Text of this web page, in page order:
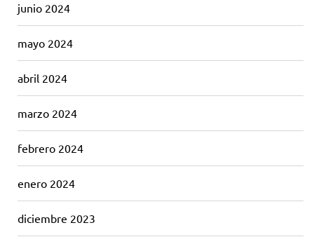
junio 2024
mayo 2024
abril 2024
marzo 2024
febrero 2024
enero 2024
diciembre 2023